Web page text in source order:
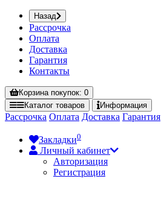
Назад
Рассрочка
Оплата
Доставка
Гарантия
Контакты
Корзинапокупок: 0
Каталог товаров Информация
Рассрочка Оплата Доставка Гарантия
Закладки0
Личный кабинет
Авторизация
Регистрация